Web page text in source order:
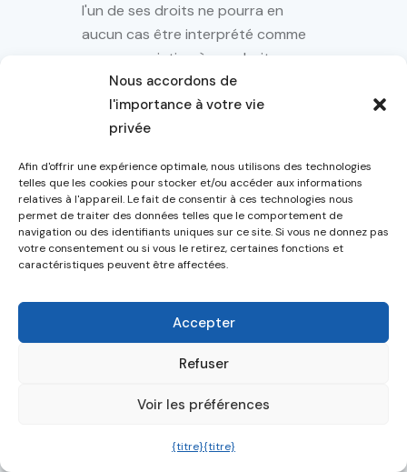
Nous accordons de
l'importance à votre vie
privée
Afin d'offrir une expérience optimale, nous utilisons des technologies
telles que les cookies pour stocker et/ou accéder aux informations
relatives à l'appareil. Le fait de consentir à ces technologies nous
permet de traiter des données telles que le comportement de
navigation ou des identifiants uniques sur ce site. Si vous ne donnez pas
votre consentement ou si vous le retirez, certaines fonctions et
caractéristiques peuvent être affectées.
Accepter
Refuser
Voir les préférences
{titre}{titre}
l'un de ses droits ne pourra en
aucun cas être interprété comme
une renonciation à ces droits.
Article 14 : Droit
applicable et
compétentes
14.1 A l'exclusion de tout autre droit,
seul le droit belge s'applique aux
litiges entre A-Net et le client, à
14.2 Tous les litiges de quelque
nature que ce soit, y compris les
litiges relatifs à l'application et à
conditions générales, du contrat/de